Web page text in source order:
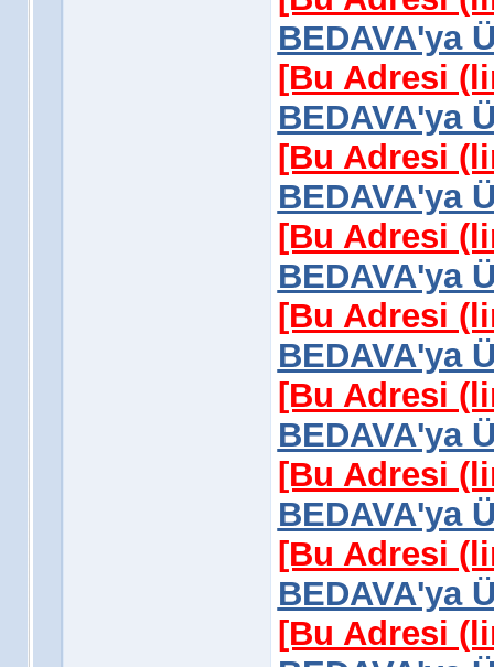
BEDAVA'ya
[Bu Adresi
BEDAVA'ya
[Bu Adresi
BEDAVA'ya
[Bu Adresi
BEDAVA'ya
[Bu Adresi
BEDAVA'ya
[Bu Adresi
BEDAVA'ya
[Bu Adresi
BEDAVA'ya
[Bu Adresi
BEDAVA'ya
[Bu Adresi